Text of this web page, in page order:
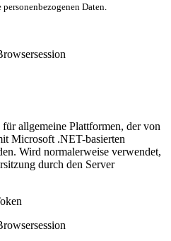
Daten.
allgemeine Plattformen, der von
Microsoft .NET-basierten
Wird normalerweise verwendet,
durch den Server